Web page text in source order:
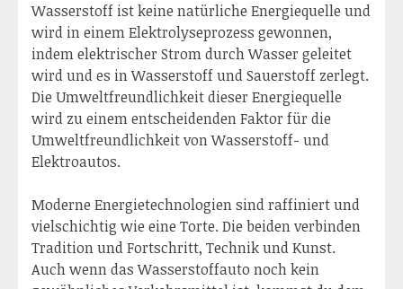
Wasserstoff ist keine natürliche Energiequelle und
wird in einem Elektrolyseprozess gewonnen,
indem elektrischer Strom durch Wasser geleitet
wird und es in Wasserstoff und Sauerstoff zerlegt.
Die Umweltfreundlichkeit dieser Energiequelle
wird zu einem entscheidenden Faktor für die
Umweltfreundlichkeit von Wasserstoff- und
Elektroautos.
Moderne Energietechnologien sind raffiniert und
vielschichtig wie eine Torte. Die beiden verbinden
Tradition und Fortschritt, Technik und Kunst.
Auch wenn das Wasserstoffauto noch kein